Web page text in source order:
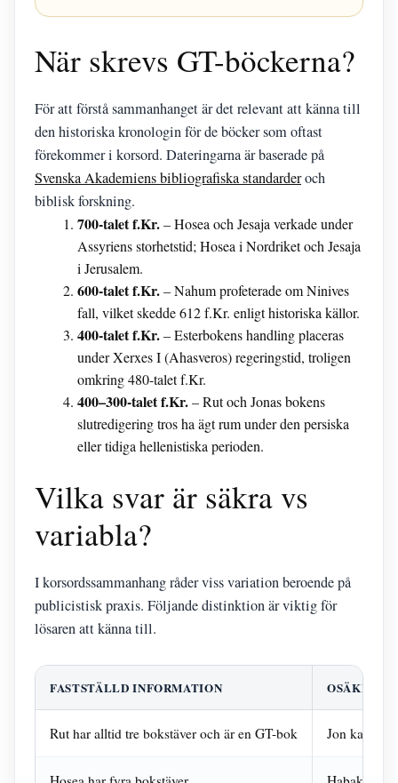
När skrevs GT-böckerna?
För att förstå sammanhanget är det relevant att känna till
den historiska kronologin för de böcker som oftast
förekommer i korsord. Dateringarna är baserade på
Svenska Akademiens bibliografiska standarderoch
biblisk forskning.
700-talet f.Kr.– Hosea och Jesaja verkade under
Assyriens storhetstid; Hosea i Nordriket och Jesaja
i Jerusalem.
600-talet f.Kr.– Nahum profeterade om Ninives
fall, vilket skedde 612 f.Kr. enligt historiska källor.
400-talet f.Kr.– Esterbokens handling placeras
under Xerxes I (Ahasveros) regeringstid, troligen
omkring 480-talet f.Kr.
400–300-talet f.Kr.– Rut och Jonas bokens
slutredigering tros ha ägt rum under den persiska
eller tidiga hellenistiska perioden.
Vilka svar är säkra vs
variabla?
I korsordssammanhang råder viss variation beroende på
publicistisk praxis. Följande distinktion är viktig för
lösaren att känna till.
FASTSTÄLLD INFORMATION OSÄKER
Rut har alltid tre bokstäver och är en GT-bok Jon kan